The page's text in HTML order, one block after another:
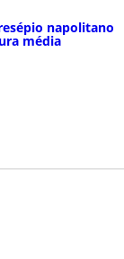
napolitano
média